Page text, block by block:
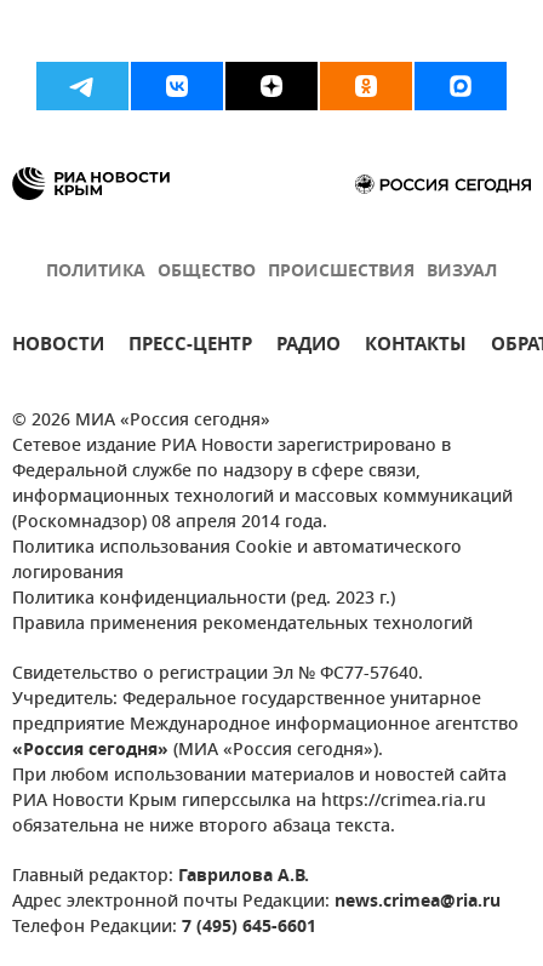
ПОЛИТИКА ОБЩЕСТВО ПРОИСШЕСТВИЯ ВИЗУАЛ
НОВОСТИ ПРЕСС-ЦЕНТР РАДИО КОНТАКТЫ
© 2026 МИА «Россия сегодня»
Сетевое издание РИА Новости зарегистрировано в
Федеральной службе по надзору в сфере связи,
информационных технологий и массовых коммуникаций
(Роскомнадзор) 08 апреля 2014 года.
Политика использования Cookie и автоматического
логирования
Политика конфиденциальности (ред. 2023 г.)
Правила применения рекомендательных технологий
Свидетельство о регистрации Эл № ФС77-57640.
Учредитель: Федеральное государственное унитарное
предприятие Международное информационное агентство
«Россия сегодня» (МИА «Россия сегодня»).
При любом использовании материалов и новостей сайта
РИА Новости Крым гиперссылка на https://crimea.ria.ru
обязательна не ниже второго абзаца текста.
Главный редактор: Гаврилова А.В.
Адрес электронной почты Редакции: news.crimea@ria.ru
Телефон Редакции: 7 (495) 645-6601